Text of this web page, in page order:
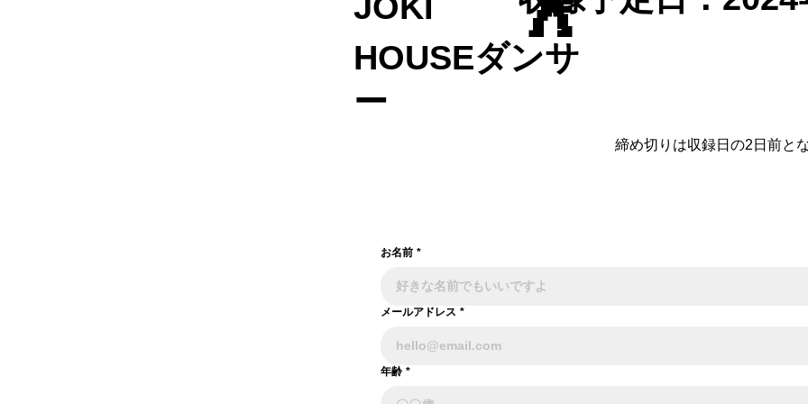
HOUSEダンサ
ー
締め切りは収録日の2日前と
お名前 *
メールアドレス *
年齢 *